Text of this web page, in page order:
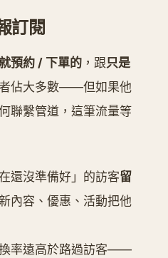
訂閱
預約 / 下單的 ，跟只是
者佔大多數——但如果他
聯繫管道，這筆流量等
還沒準備好」的訪客留
內容、優惠、活動把他
率遠高於路過訪客——